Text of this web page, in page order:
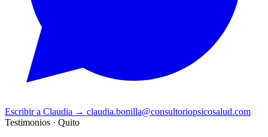
Escribir a Claudia → claudia.bonilla@consultoriopsicosalud.com
Testimonios · Quito